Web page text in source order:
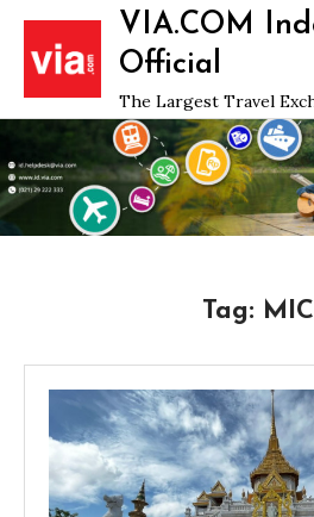
Skip
content
VIA.COM
Official
The Largest Travel
Tag: